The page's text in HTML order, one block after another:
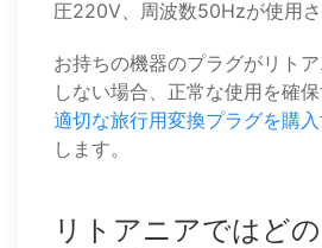
圧220V、周波数50Hzが使用さ
お持ちの機器のプラグがリト
しない場合、正常な使用を確
適切な旅行用変換プラグを購入
します。
リトアニアではど